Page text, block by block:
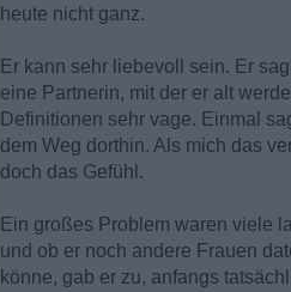
heute nicht ganz.
Er kann sehr liebevoll sein. Er
eine Partnerin, mit der er alt
Definitionen sehr vage. Einmal
dem Weg dorthin. Als mich das
doch das Gefühl.
Ein großes Problem waren viele
und ob er noch andere Frauen
könne, gab er zu, anfangs